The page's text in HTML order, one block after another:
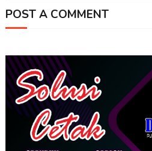
POST A COMMENT